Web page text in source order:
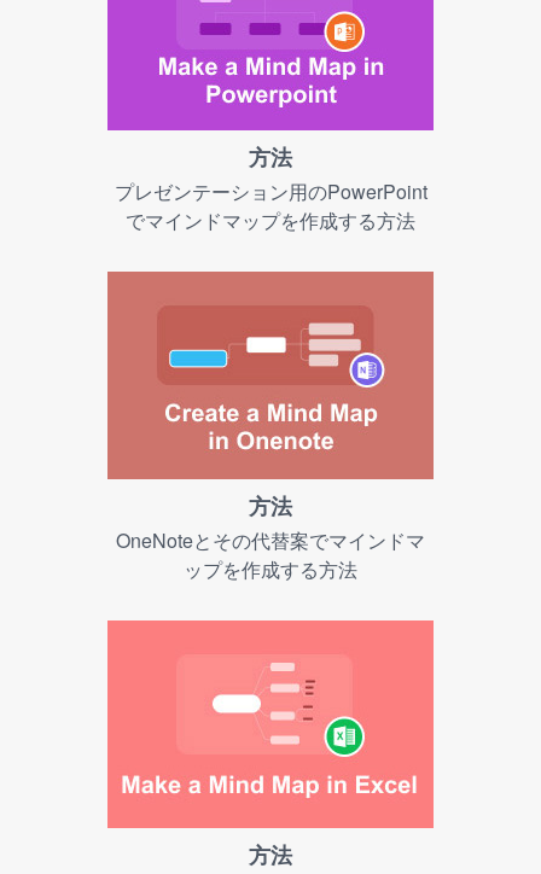
方法
プレゼンテーション用のPowerPoint
でマインドマップを作成する方法
方法
OneNoteとその代替案でマインドマ
ップを作成する方法
方法